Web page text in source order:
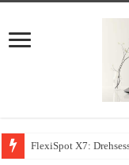
FlexiSpot X7: